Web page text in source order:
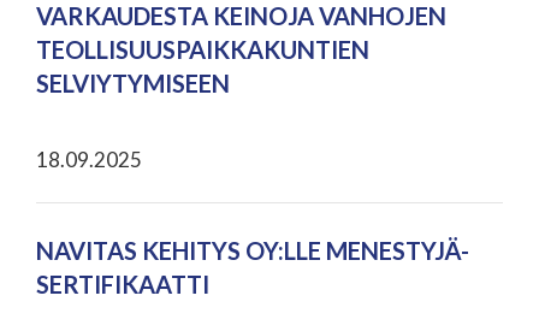
VARKAUDESTA KEINOJA VANHOJEN
TEOLLISUUSPAIKKAKUNTIEN
SELVIYTYMISEEN
18.09.2025
NAVITAS KEHITYS OY:LLE MENESTYJÄ-
SERTIFIKAATTI